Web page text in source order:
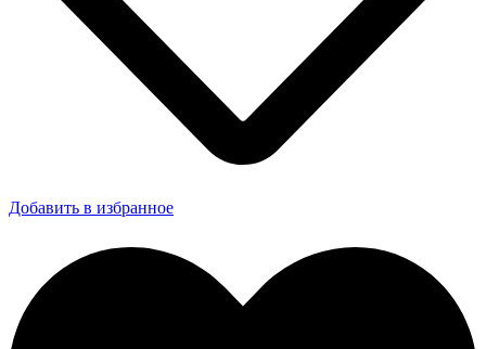
Добавить в избранное